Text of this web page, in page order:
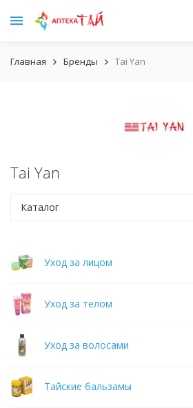
Главная Бренды Tai Yan
Tai Yan
Каталог
Уход за лицом
Уход за телом
Уход за волосами
Тайские бальзамы